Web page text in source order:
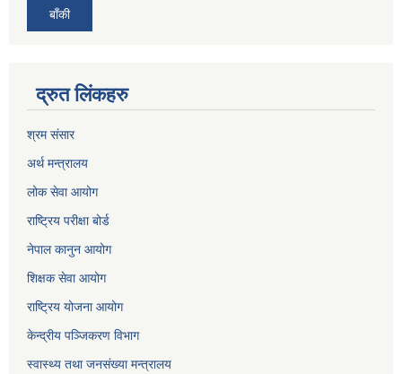
बाँकी
द्रुत लिंकहरु
श्रम संसार
अर्थ मन्त्रालय
लोक सेवा आयोग
राष्ट्रिय परीक्षा बोर्ड
नेपाल कानुन आयोग
शिक्षक सेवा आयोग
राष्ट्रिय योजना आयोग
केन्द्रीय पञ्जिकरण विभाग
स्वास्थ्य तथा जनसंख्या मन्त्रालय